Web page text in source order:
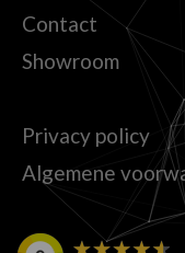
Contact
Showroom
Privacy policy
Algemene